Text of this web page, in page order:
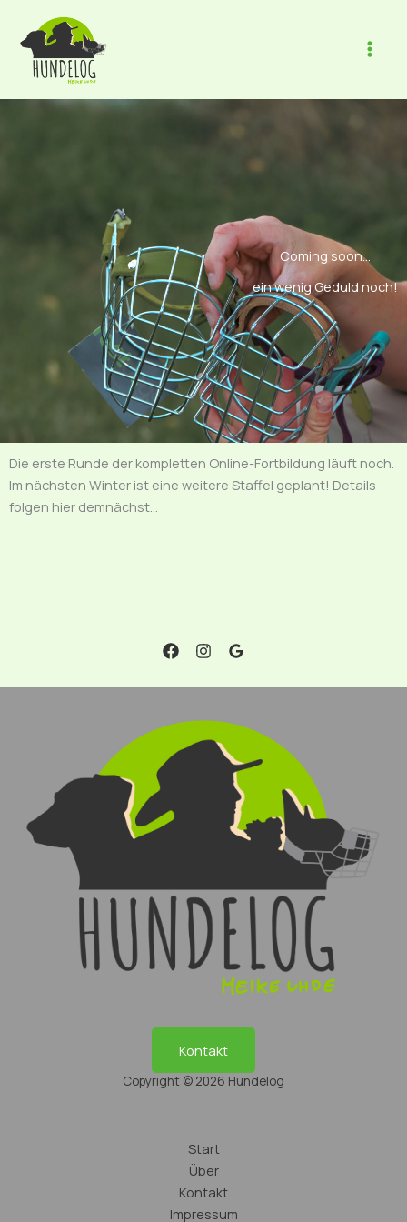
Inhalt
springen
Coming soon...
ein wenig Geduld noch!
Die erste Runde der kompletten Online-Fortbildung läuft noch.
Im nächsten Winter ist eine weitere Staffel geplant! Details
folgen hier demnächst…
Kontakt
Copyright © 2026 Hundelog
Start
Über
Kontakt
Impressum